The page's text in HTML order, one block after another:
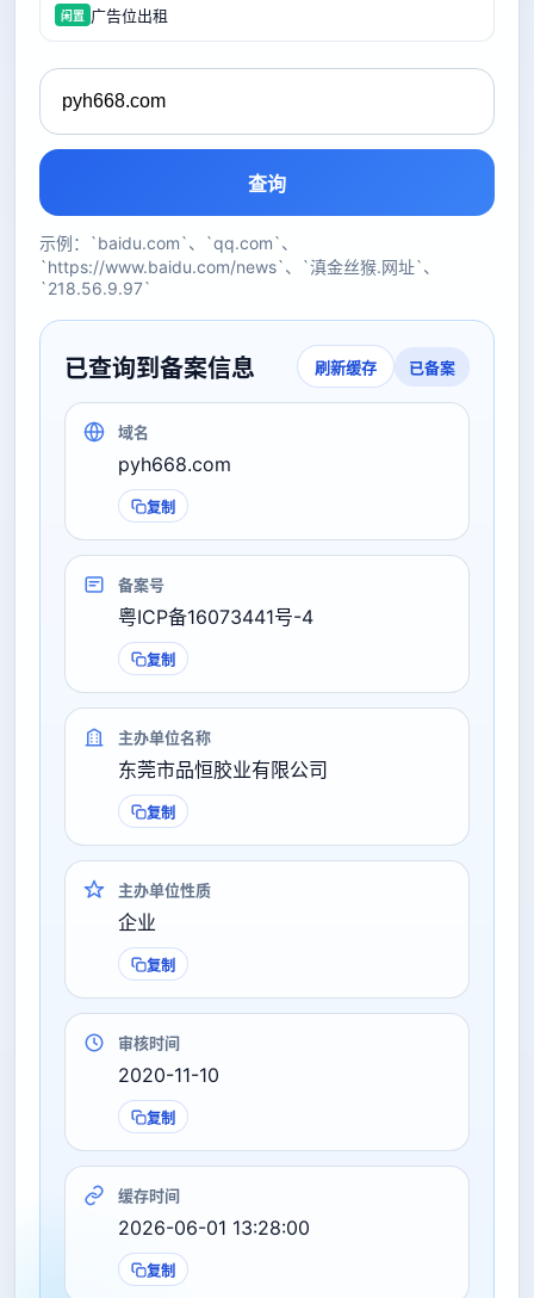
闲置 广告位出租
查询
示例：`baidu.com`、`qq.com`、
`https://www.baidu.com/news`、`滇金丝猴.网址`、
`218.56.9.97`
已查询到备案信息 刷新缓存 已备案
域名
pyh668.com
复制
备案号
粤ICP备16073441号-4
复制
主办单位名称
东莞市品恒胶业有限公司
复制
主办单位性质
企业
复制
审核时间
2020-11-10
复制
缓存时间
2026-06-01 13:28:00
复制